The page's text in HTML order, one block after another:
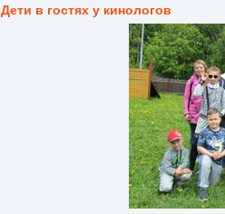
Дети в гостях у кинологов